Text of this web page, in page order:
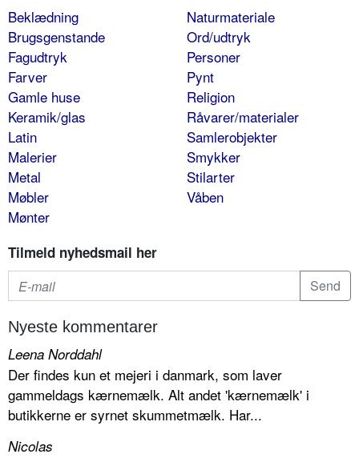
Beklædning
Brugsgenstande
Fagudtryk
Farver
Gamle huse
Keramik/glas
Latin
Malerier
Metal
Møbler
Mønter
Naturmateriale
Ord/udtryk
Personer
Pynt
Religion
Råvarer/materialer
Samlerobjekter
Smykker
Stilarter
Våben
Tilmeld nyhedsmail her
Nyeste kommentarer
Leena Norddahl
Der findes kun et mejeri i danmark, som laver
gammeldags kærnemælk. Alt andet 'kærnemælk' i
butikkerne er syrnet skummetmælk. Har...
Nicolas